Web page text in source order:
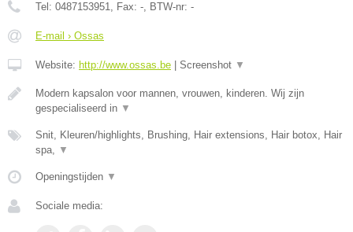
Tel: 0487153951, Fax: -, BTW-nr: -
E-mail › Ossas
Website: http://www.ossas.be Screenshot ▼
Modern kapsalon voor mannen, vrouwen, kinderen. Wij zijn
gespecialiseerd in ▼
Snit, Kleuren/highlights, Brushing, Hair extensions, Hair botox, Hair
spa, ▼
Openingstijden ▼
Sociale media: